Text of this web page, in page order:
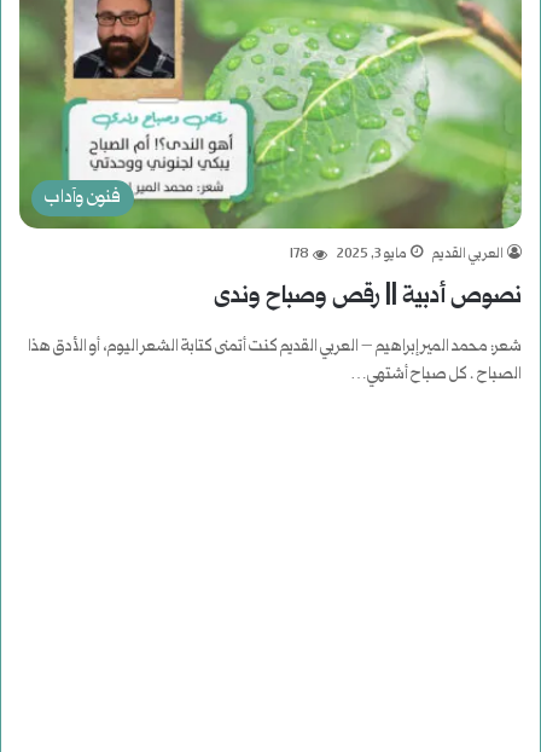
فنون وآداب
العربي القديم مايو 3, 2025 178
نصوص أدبية || رقص وصباح وندى
شعر: محمد المير إبراهيم – العربي القديم كنت أتمنى كتابة الشعر اليوم، أو الأدق هذا
الصباح . كل صباح أشتهي…